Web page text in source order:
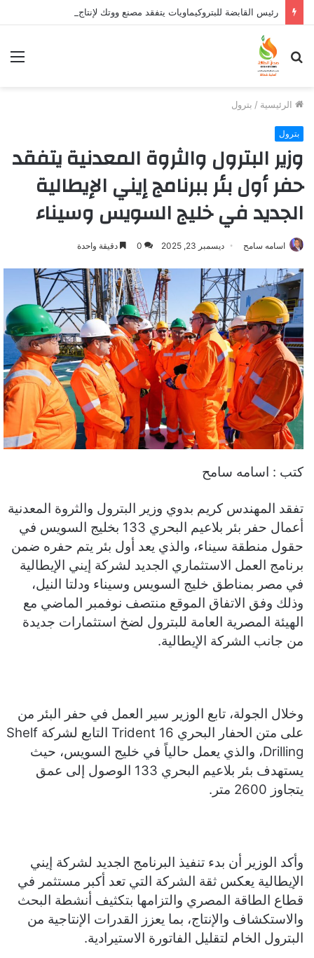
بحث
عن
الرئيسية / بترول
بترول
وزير البترول والثروة المعدنية يتفقد
حفر أول بئر ببرنامج إيني الإيطالية
الجديد في خليج السويس وسيناء
اسامه سامح ديسمبر 23, 2025 0 دقيقة واحدة
كتب : اسامه سامح
تفقد المهندس كريم بدوي وزير البترول والثروة المعدنية
أعمال حفر بئر بلاعيم البحري 133 بخليج السويس في
حقول منطقة سيناء، والذي يعد أول بئر يتم حفره ضمن
برنامج العمل الاستثماري الجديد لشركة إيني الإيطالية
في مصر بمناطق خليج السويس وسيناء ودلتا النيل،
وذلك وفق الاتفاق الموقع منتصف نوفمبر الماضي مع
الهيئة المصرية العامة للبترول لضخ استثمارات جديدة
من جانب الشركة الإيطالية.
وخلال الجولة، تابع الوزير سير العمل في حفر البئر من
على متن الحفار البحري Trident 16 التابع لشركة Shelf
Drilling، والذي يعمل حالياً في خليج السويس، حيث
يستهدف بئر بلاعيم البحري 133 الوصول إلى عمق
يتجاوز 2600 متر.
وأكد الوزير أن بدء تنفيذ البرنامج الجديد لشركة إيني
الإيطالية يعكس ثقة الشركة التي تعد أكبر مستثمر في
قطاع الطاقة المصري والتزامها بتكثيف أنشطة البحث
والاستكشاف والإنتاج، بما يعزز القدرات الإنتاجية من
البترول الخام لتقليل الفاتورة الاستيرادية.